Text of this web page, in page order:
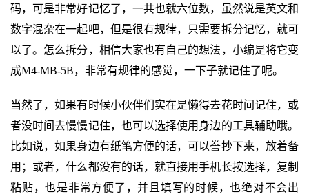
码，可是非常好记忆了，一共也就六位数，虽然说是英文和
数字混杂在一起吧，但是很有规律，只需要拆分记忆，就可
以了。怎么拆分，相信大家也有自己的想法，小编是将它变
成M4-MB-5B，非常有规律的感觉，一下子就记住了呢。
当然了，如果有时候小伙伴们实在是懒得去花时间记住，或
者没时间去慢慢记住，也可以选择使用身边的工具辅助哦。
比如说，如果身边有纸笔方便的话，可以誊抄下来，放着备
用；或者，什么都没有的话，就直接用手机长按选择，复制
粘贴，也是非常方便了，并且填写的时候，也绝对不会出